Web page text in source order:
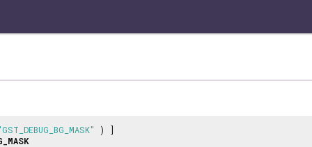
) ]